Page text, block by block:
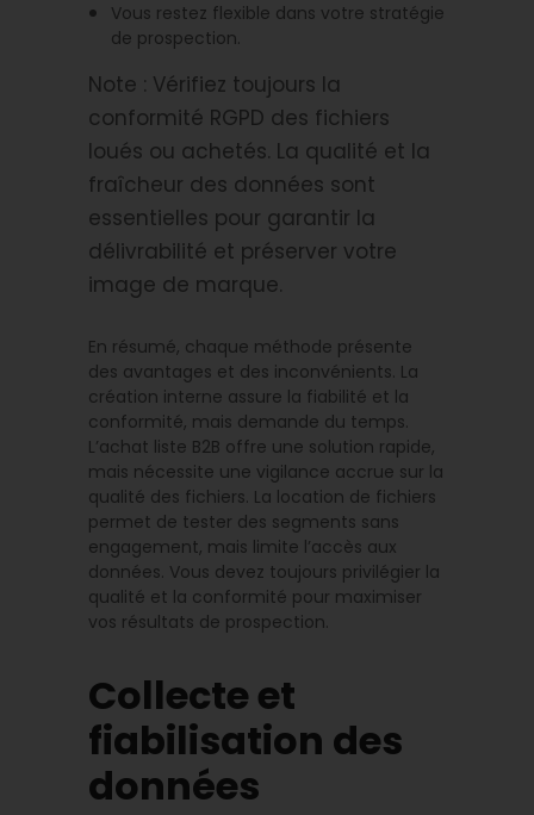
Vous restez flexible dans votre stratégie
de prospection.
Note : Vérifiez toujours la
conformité RGPD des fichiers
loués ou achetés. La qualité et la
fraîcheur des données sont
essentielles pour garantir la
délivrabilité et préserver votre
image de marque.
En résumé, chaque méthode présente
des avantages et des inconvénients. La
création interne assure la fiabilité et la
conformité, mais demande du temps.
L’achat liste B2B offre une solution rapide,
mais nécessite une vigilance accrue sur la
qualité des fichiers. La location de fichiers
permet de tester des segments sans
engagement, mais limite l’accès aux
données. Vous devez toujours privilégier la
qualité et la conformité pour maximiser
vos résultats de prospection.
Collecte et
fiabilisation des
données